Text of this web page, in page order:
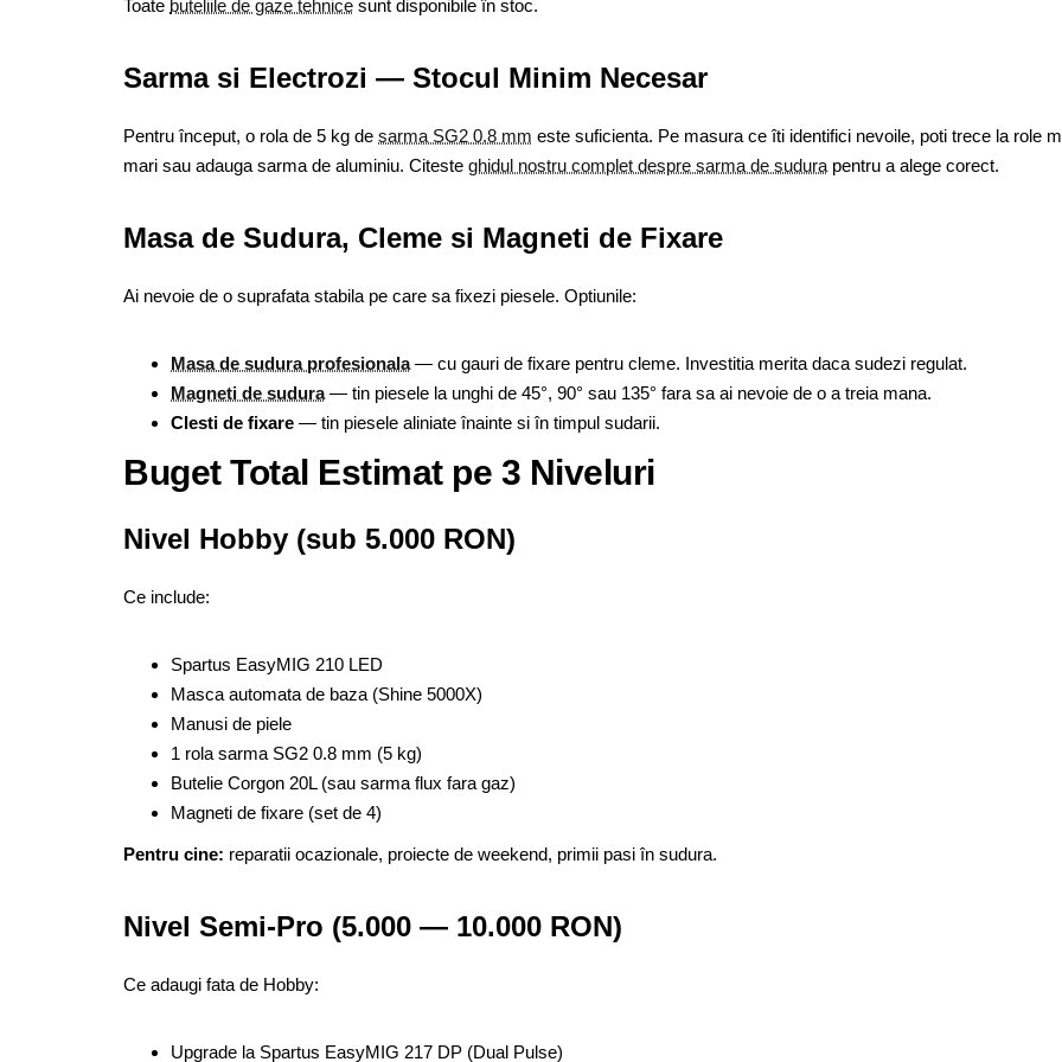
Toate buteliile de gaze tehnice sunt disponibile în stoc.
Sarma si Electrozi — Stocul Minim Necesar
Pentru început, o rola de 5 kg de sarma SG2 0.8 mm este suficienta. Pe masura ce îti identifici nevoile, poti trece la role
mari sau adauga sarma de aluminiu. Citeste ghidul nostru complet despre sarma de sudura pentru a alege corect.
Masa de Sudura, Cleme si Magneti de Fixare
Ai nevoie de o suprafata stabila pe care sa fixezi piesele. Optiunile:
Masa de sudura profesionala— cu gauri de fixare pentru cleme. Investitia merita daca sudezi regulat.
Magneti de sudura— tin piesele la unghi de 45°, 90° sau 135° fara sa ai nevoie de o a treia mana.
Clesti de fixare — tin piesele aliniate înainte si în timpul sudarii.
Buget Total Estimat pe 3 Niveluri
Nivel Hobby (sub 5.000 RON)
Ce include:
Spartus EasyMIG 210 LED
Masca automata de baza (Shine 5000X)
Manusi de piele
1 rola sarma SG2 0.8 mm (5 kg)
Butelie Corgon 20L (sau sarma flux fara gaz)
Magneti de fixare (set de 4)
Pentru cine: reparatii ocazionale, proiecte de weekend, primii pasi în sudura.
Nivel Semi-Pro (5.000 — 10.000 RON)
Ce adaugi fata de Hobby:
Upgrade la Spartus EasyMIG 217 DP (Dual Pulse)